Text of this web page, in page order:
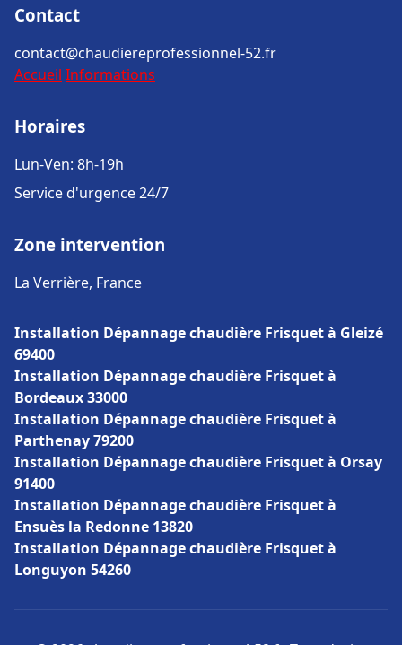
Contact
contact@chaudiereprofessionnel-52.fr
Accueil Informations
Horaires
Lun-Ven: 8h-19h
Service d'urgence 24/7
Zone intervention
La Verrière, France
Installation Dépannage chaudière Frisquet à Gleizé
69400
Installation Dépannage chaudière Frisquet à
Bordeaux 33000
Installation Dépannage chaudière Frisquet à
Parthenay 79200
Installation Dépannage chaudière Frisquet à Orsay
91400
Installation Dépannage chaudière Frisquet à
Ensuès la Redonne 13820
Installation Dépannage chaudière Frisquet à
Longuyon 54260